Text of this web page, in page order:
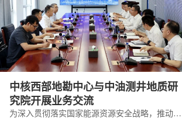
中核西部地勘中心与中油测井地质研
究院开展业务交流
为深入贯彻落实国家能源资源安全战略，推动油